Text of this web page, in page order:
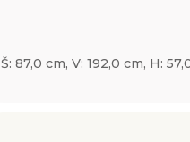
Š: 87,0 cm, V: 192,0 cm, H: